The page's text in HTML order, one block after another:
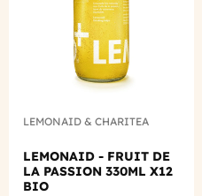
LEMONAID & CHARITEA
LEMONAID - FRUIT DE
LA PASSION 330ML X12
BIO